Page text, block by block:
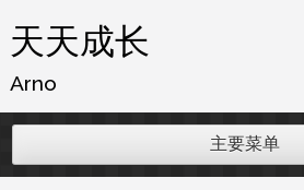
跳
至
内
天天成长
Arno
主要菜单